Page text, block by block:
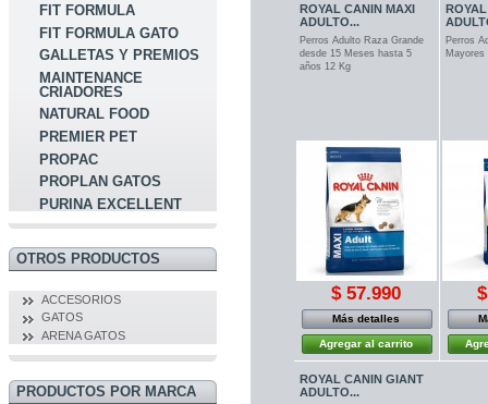
FIT FORMULA
FIT FORMULA GATO
GALLETAS Y PREMIOS
MAINTENANCE
CRIADORES
NATURAL FOOD
PREMIER PET
PROPAC
PROPLAN GATOS
PURINA EXCELLENT
OTROS PRODUCTOS
ACCESORIOS
GATOS
ARENA GATOS
PRODUCTOS POR MARCA
ROYAL CANIN MAXI
ADULTO...
Perros Adulto Raza Grande
desde 15 Meses hasta 5
años 12 Kg
$ 57.990
Más detalles
Agregar al carrito
Perros
Mayores
ROYAL CANIN GIANT
ADULTO...